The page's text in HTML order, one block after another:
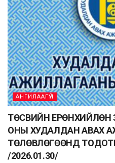
АНГИЛААГҮЙ
ТӨСВИЙН ЕРӨНХИЙЛӨН
ОНЫ ХУДАЛДАН АВАХ
ТӨЛӨВЛӨГӨӨНД
/2026.01.30/